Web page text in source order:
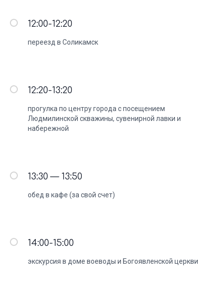
12:00-12:20
переезд в Соликамск
12:20-13:20
прогулка по центру города с посещением
Людмилинской скважины, сувенирной лавки и
набережной
13:30 — 13:50
обед в кафе (за свой счет)
14:00-15:00
экскурсия в доме воеводы и Богоявленской церкви
Отзывы гостей
о туре